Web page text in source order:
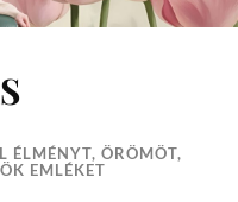
ÉLMÉNYT, ÖRÖMÖT,
EMLÉKET